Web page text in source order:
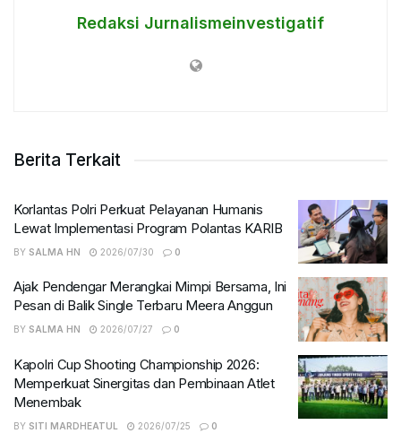
Redaksi Jurnalismeinvestigatif
Berita Terkait
Korlantas Polri Perkuat Pelayanan Humanis
Lewat Implementasi Program Polantas KARIB
BY SALMA HN 2026/07/30 0
Ajak Pendengar Merangkai Mimpi Bersama, Ini
Pesan di Balik Single Terbaru Meera Anggun
BY SALMA HN 2026/07/27 0
Kapolri Cup Shooting Championship 2026:
Memperkuat Sinergitas dan Pembinaan Atlet
Menembak
BY SITI MARDHEATUL 2026/07/25 0